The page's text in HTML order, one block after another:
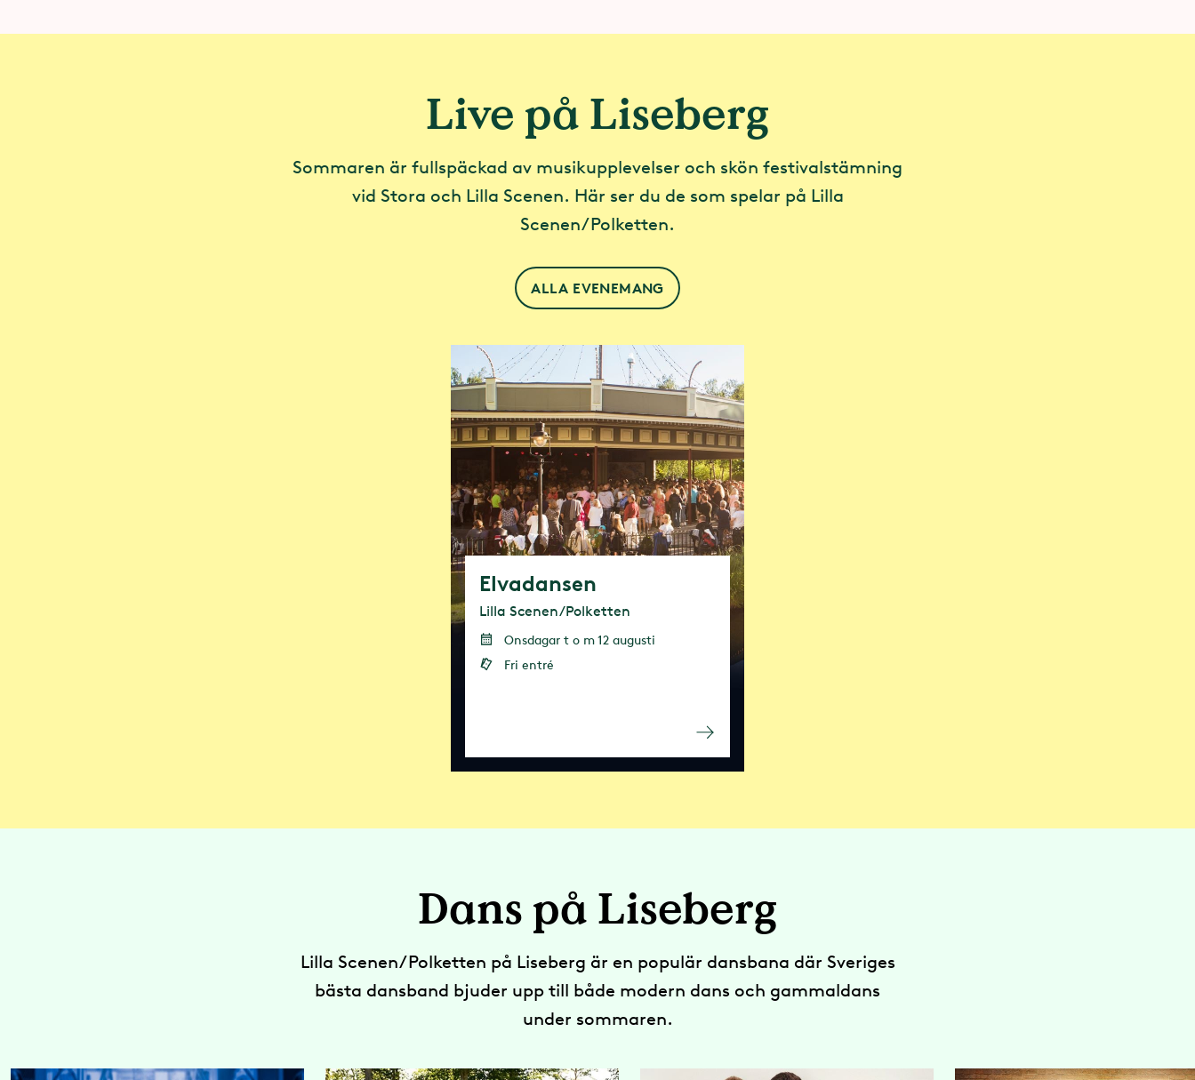
Live på Liseberg
Sommaren är fullspäckad av musikupplevelser och skön festivalstämning
vid Stora och Lilla Scenen. Här ser du de som spelar på Lilla
Scenen/Polketten.
ALLA EVENEMANG
Elvadansen
Lilla Scenen/Polketten
Onsdagar t o m 12 augusti
Fri entré
Dans på Liseberg
Lilla Scenen/Polketten på Liseberg är en populär dansbana där Sveriges
bästa dansband bjuder upp till både modern dans och gammaldans
under sommaren.